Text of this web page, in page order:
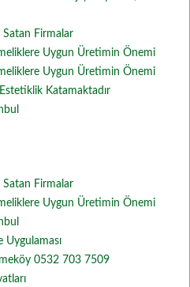
Satan Firmalar
Uygun Üretimin Önemi
Uygun Üretimin Önemi
Katamaktadır
Satan Firmalar
Uygun Üretimin Önemi
Uygulaması
0532 703 7509